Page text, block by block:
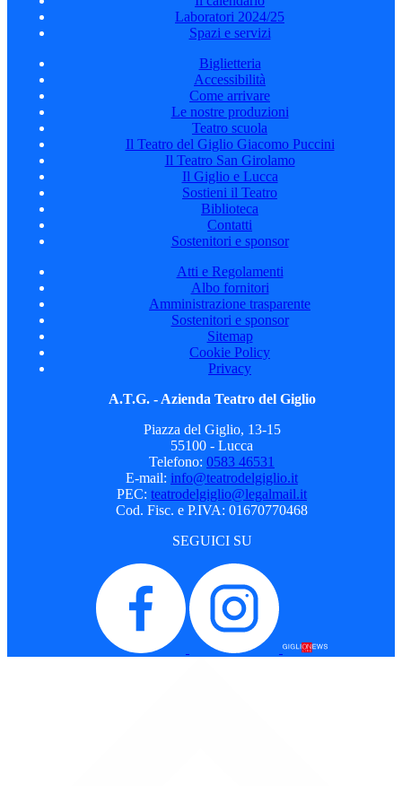
Laboratori 2024/25
Spazi e servizi
Biglietteria
Accessibilità
Come arrivare
Le nostre produzioni
Teatro scuola
Il Teatro del Giglio Giacomo Puccini
Il Teatro San Girolamo
Il Giglio e Lucca
Sostieni il Teatro
Biblioteca
Contatti
Sostenitori e sponsor
Atti e Regolamenti
Albo fornitori
Amministrazione trasparente
Sostenitori e sponsor
Sitemap
Cookie Policy
Privacy
A.T.G. - Azienda Teatro del Giglio
Piazza del Giglio, 13-15
55100 - Lucca
Telefono: 0583 46531
E-mail: info@teatrodelgiglio.it
PEC: teatrodelgiglio@legalmail.it
Cod. Fisc. e P.IVA: 01670770468
SEGUICI SU